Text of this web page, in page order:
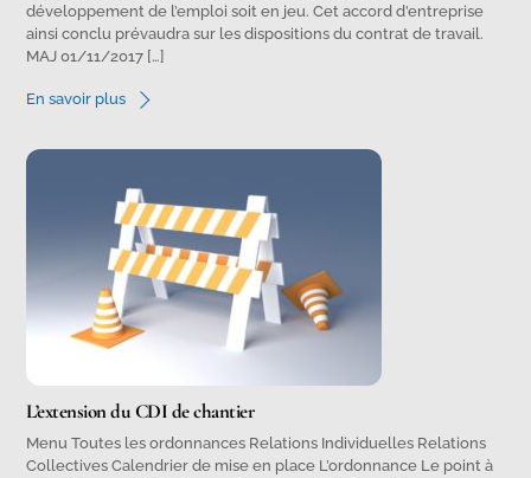
développement de l’emploi soit en jeu. Cet accord d’entreprise
ainsi conclu prévaudra sur les dispositions du contrat de travail.
MAJ 01/11/2017 […]
En savoir plus
L’extension du CDI de chantier
Menu Toutes les ordonnances Relations Individuelles Relations
Collectives Calendrier de mise en place L’ordonnance Le point à